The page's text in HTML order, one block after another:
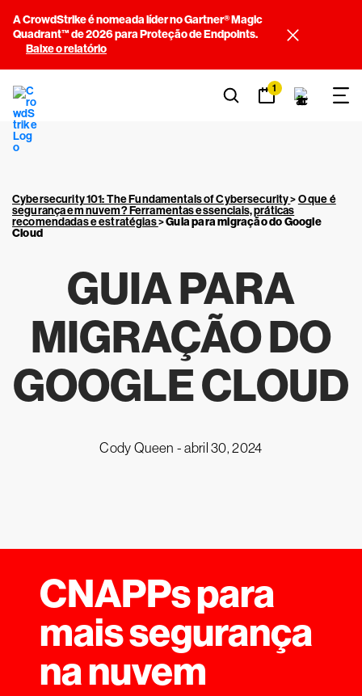
A CrowdStrike é nomeada líder no Gartner® Magic
Quadrant™ de 2026 para Proteção de Endpoints.
Baixe o relatório
1
Cybersecurity 101: The Fundamentals of Cybersecurity>O que é
segurança em nuvem? Ferramentas essenciais, práticas
recomendadas e estratégias>Guia para migração do Google
Cloud
GUIA PARA
MIGRAÇÃO DO
GOOGLE CLOUD
Cody Queen -abril 30, 2024
CNAPPs para
mais segurança
na nuvem